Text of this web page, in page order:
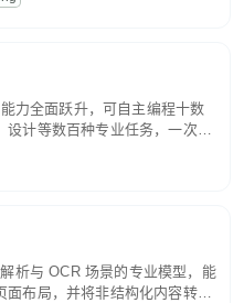
力全面跃升，可自主编程十数
设计等数百种专业任务，一次对
解贯穿规划、执行与验证全流
解析。长程任务中自主规划与
析与 OCR 场景的专业模型，能
面布局，并将非结构化内容转换